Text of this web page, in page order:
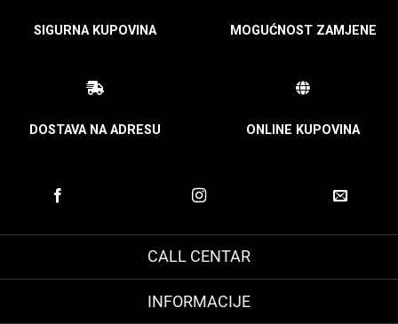
SIGURNA KUPOVINA MOGUĆNOST ZAMJENE
DOSTAVA NA ADRESU ONLINE KUPOVINA
CALL CENTAR
INFORMACIJE